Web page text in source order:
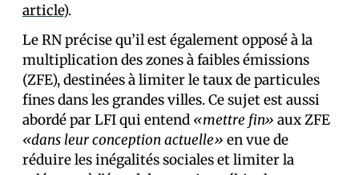
article).
Le RN précise qu’il est également opposé à la
multiplication des zones à faibles émissions
(ZFE), destinées à limiter le taux de particules
fines dans les grandes villes. Ce sujet est aussi
abordé par LFI qui entend «mettre fin» aux ZFE
«dans leur conception actuelle» en vue de
réduire les inégalités sociales et limiter la